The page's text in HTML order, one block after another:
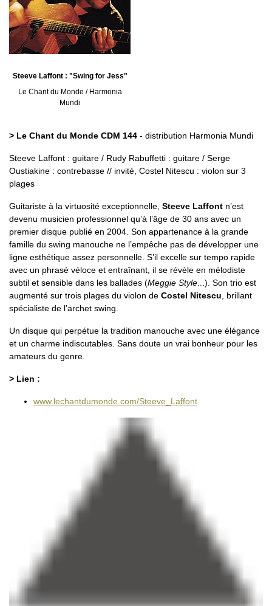
Steeve Laffont : "Swing for Jess"
Le Chant du Monde / Harmonia
Mundi
> Le Chant du Monde CDM 144 - distribution Harmonia Mundi
Steeve Laffont : guitare / Rudy Rabuffetti : guitare / Serge
Oustiakine : contrebasse // invité, Costel Nitescu : violon sur 3
plages
Guitariste à la virtuosité exceptionnelle, Steeve Laffont n’est
devenu musicien professionnel qu’à l’âge de 30 ans avec un
premier disque publié en 2004. Son appartenance à la grande
famille du swing manouche ne l’empêche pas de développer une
ligne esthétique assez personnelle. S’il excelle sur tempo rapide
avec un phrasé véloce et entraînant, il se révèle en mélodiste
subtil et sensible dans les ballades (Meggie Style...). Son trio est
augmenté sur trois plages du violon de Costel Nitescu, brillant
spécialiste de l’archet swing.
Un disque qui perpétue la tradition manouche avec une élégance
et un charme indiscutables. Sans doute un vrai bonheur pour les
amateurs du genre.
> Lien :
www.lechantdumonde.com/Steeve_Laffont